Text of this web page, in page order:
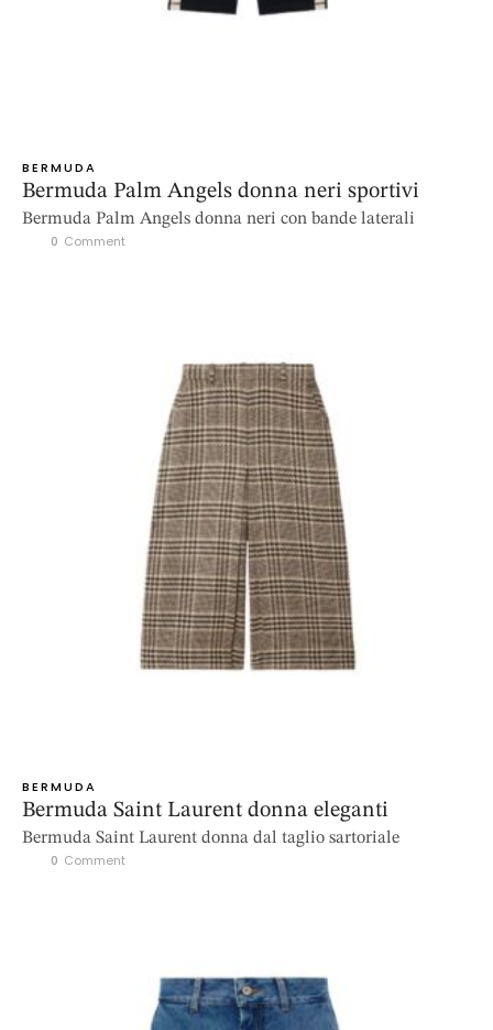
BERMUDA
Bermuda Palm Angels donna neri sportivi
Bermuda Palm Angels donna neri con bande laterali
0 Comment
BERMUDA
Bermuda Saint Laurent donna eleganti
Bermuda Saint Laurent donna dal taglio sartoriale
0 Comment